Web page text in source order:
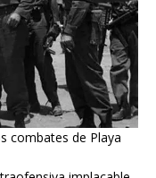
combates de Playa